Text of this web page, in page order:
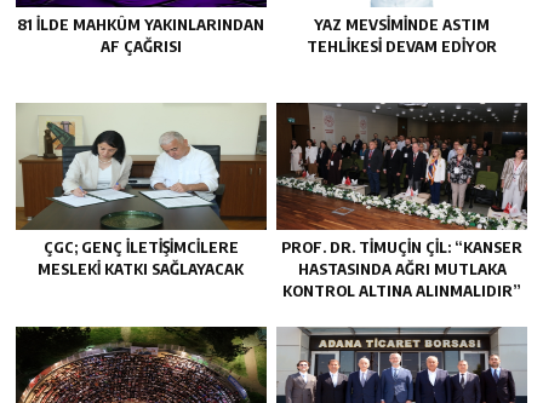
81 İLDE MAHKÛM YAKINLARINDAN
AF ÇAĞRISI
YAZ MEVSIMINDE ASTIM
TEHLIKESI DEVAM EDIYOR
ÇGC; GENÇ ILETIŞIMCILERE
MESLEKI KATKI SAĞLAYACAK
PROF. DR. TİMUÇİN ÇİL: “KANSER
HASTASINDA AĞRI MUTLAKA
KONTROL ALTINA ALINMALIDIR”